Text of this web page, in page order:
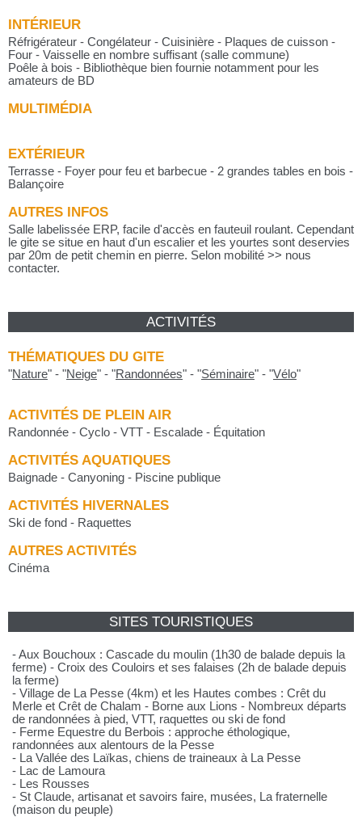
INTÉRIEUR
Réfrigérateur - Congélateur - Cuisinière - Plaques de cuisson -
Four - Vaisselle en nombre suffisant (salle commune)
Poêle à bois - Bibliothèque bien fournie notamment pour les
amateurs de BD
MULTIMÉDIA
EXTÉRIEUR
Terrasse - Foyer pour feu et barbecue - 2 grandes tables en bois -
Balançoire
AUTRES INFOS
Salle labelissée ERP, facile d'accès en fauteuil roulant. Cependant
le gite se situe en haut d'un escalier et les yourtes sont deservies
par 20m de petit chemin en pierre. Selon mobilité >> nous
contacter.
ACTIVITÉS
THÉMATIQUES DU GITE
"Nature" - "Neige" - "Randonnées" - "Séminaire" - "Vélo"
ACTIVITÉS DE PLEIN AIR
Randonnée - Cyclo - VTT - Escalade - Équitation
ACTIVITÉS AQUATIQUES
Baignade - Canyoning - Piscine publique
ACTIVITÉS HIVERNALES
Ski de fond - Raquettes
AUTRES ACTIVITÉS
Cinéma
SITES TOURISTIQUES
- Aux Bouchoux : Cascade du moulin (1h30 de balade depuis la
ferme) - Croix des Couloirs et ses falaises (2h de balade depuis
la ferme)
- Village de La Pesse (4km) et les Hautes combes : Crêt du
Merle et Crêt de Chalam - Borne aux Lions - Nombreux départs
de randonnées à pied, VTT, raquettes ou ski de fond
- Ferme Equestre du Berbois : approche éthologique,
randonnées aux alentours de la Pesse
- La Vallée des Laïkas, chiens de traineaux à La Pesse
- Lac de Lamoura
- Les Rousses
- St Claude, artisanat et savoirs faire, musées, La fraternelle
(maison du peuple)